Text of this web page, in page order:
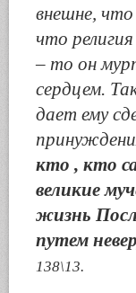
внешне,
что
– то он
сердцем.
дает ему
кто , кто
великие
жизнь
путем
138\13.